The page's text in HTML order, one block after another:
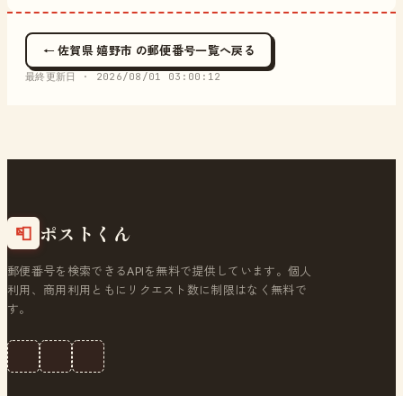
← 佐賀県 嬉野市 の郵便番号一覧へ戻る
最終更新日 · 2026/08/01 03:00:12
📮 ポストくん
郵便番号を検索できるAPIを無料で提供しています。個人
利用、商用利用ともにリクエスト数に制限はなく無料で
す。